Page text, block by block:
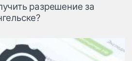
разрешение за